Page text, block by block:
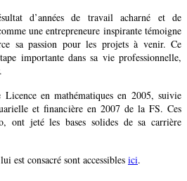
d’années de travail acharné et de
une entrepreneure inspirante témoigne
sa passion pour les projets à venir. Ce
importante dans sa vie professionnelle,
en mathématiques en 2005, suivie
et financière en 2007 de la FS. Ces
ont jeté les bases solides de sa carrière
est consacré sont accessibles ici.